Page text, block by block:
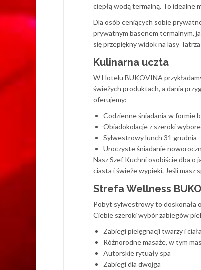
ciepłą wodą termalną. To idealne
Dla osób ceniących sobie
prywatnym basenem termalnym,
się przepiękny widok na lasy
Kulinarna uczta
W Hotelu BUKOVINA
świeżych produktach, a dania
oferujemy:
Codzienne śniadania w formie
Obiadokolacje z szeroki
Sylwestrowy lunch 31 grudnia
Uroczyste śniadanie
Nasz Szef Kuchni osobiście dba o
ciasta i świeże wypieki. Jeśli
Strefa Wellness
Pobyt sylwestrowy to doskonała
Ciebie szeroki wybór zabiegów
Zabiegi pielęgnacji twarzy i ciała
Różnorodne masaże, w tym
Autorskie rytuały spa
Zabiegi dla dwojga